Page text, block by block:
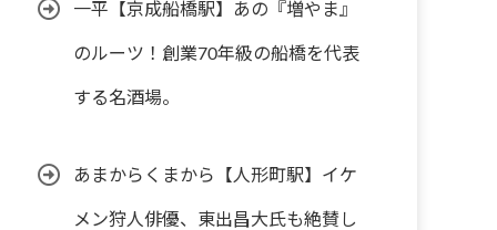
一平【京成船橋駅】あの『増やま』
のルーツ！創業70年級の船橋を代表
する名酒場。
あまからくまから【人形町駅】イケ
メン狩人俳優、東出昌大氏も絶賛し